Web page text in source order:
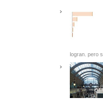
logran. pero